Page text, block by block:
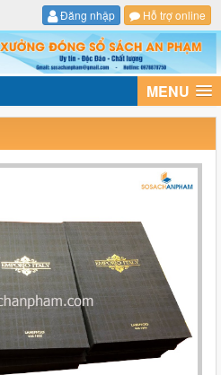
Đăng nhập Hỗ trợ online
MENU